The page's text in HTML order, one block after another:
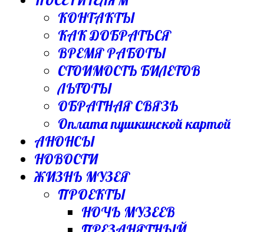
КОНТАКТЫ
КАК ДОБРАТЬСЯ
ВРЕМЯ РАБОТЫ
СТОИМОСТЬ БИЛЕТОВ
ЛЬГОТЫ
ОБРАТНАЯ СВЯЗЬ
Оплата пушкинской картой
АНОНСЫ
НОВОСТИ
ЖИЗНЬ МУЗЕЯ
ПРОЕКТЫ
НОЧЬ МУЗЕЕВ